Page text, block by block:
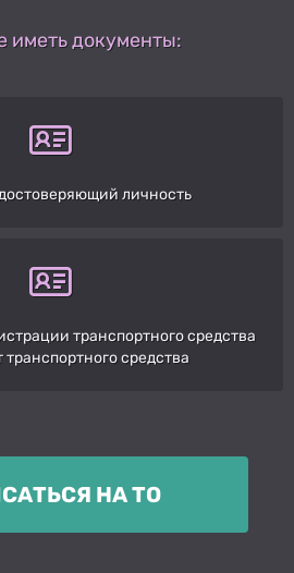
иметь документы:
личность
транспортного средства
транспортного средства
НА ТО